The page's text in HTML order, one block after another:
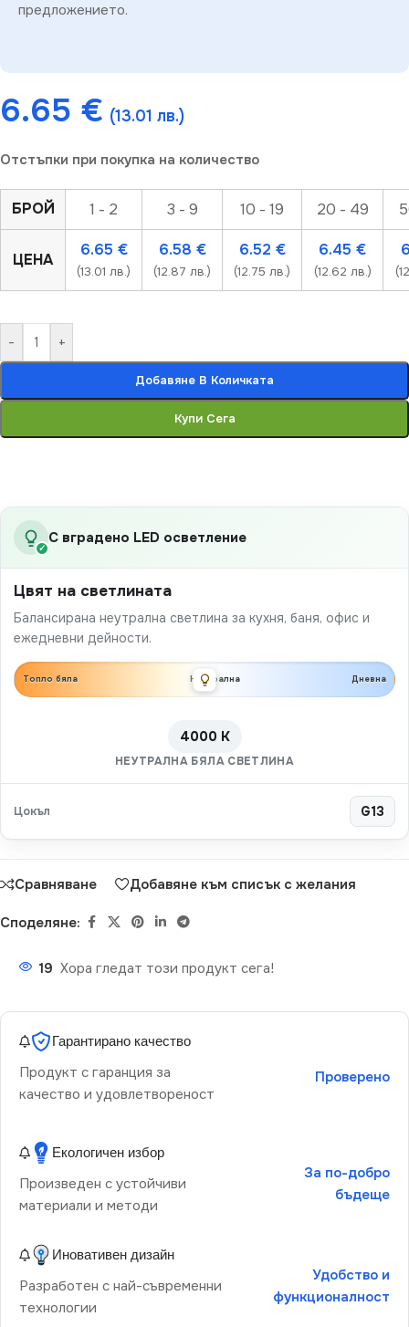
предложението.
6.65 € (13.01 лв.)
Отстъпки при покупка на количество
БРОЙ 1 - 2 3 - 9 10 - 19 20 - 49
ЦЕНА
6.65 €
(13.01 лв.)
6.58 €
(12.87 лв.)
6.52 €
(12.75 лв.)
6.45 €
(12.62 лв.)
- +
Добавяне В Количката
Купи Сега
✓
С вградено LED осветление
Цвят на светлината
Балансирана неутрална светлина за кухня, баня, офис и
ежедневни дейности.
Топло бяла Неутрална Дневна
4000 K
НЕУТРАЛНА БЯЛА СВЕТЛИНА
Цокъл G13
Сравняване Добавяне към списък с желания
Споделяне:
19 Хора гледат този продукт сега!
Гарантирано качество
Продукт с гаранция за
качество и удовлетвореност
Проверено
Екологичен избор
Произведен с устойчиви
материали и методи
За по-добро
бъдеще
Иновативен дизайн
Разработен с най-съвременни
технологии
Удобство и
функционалност